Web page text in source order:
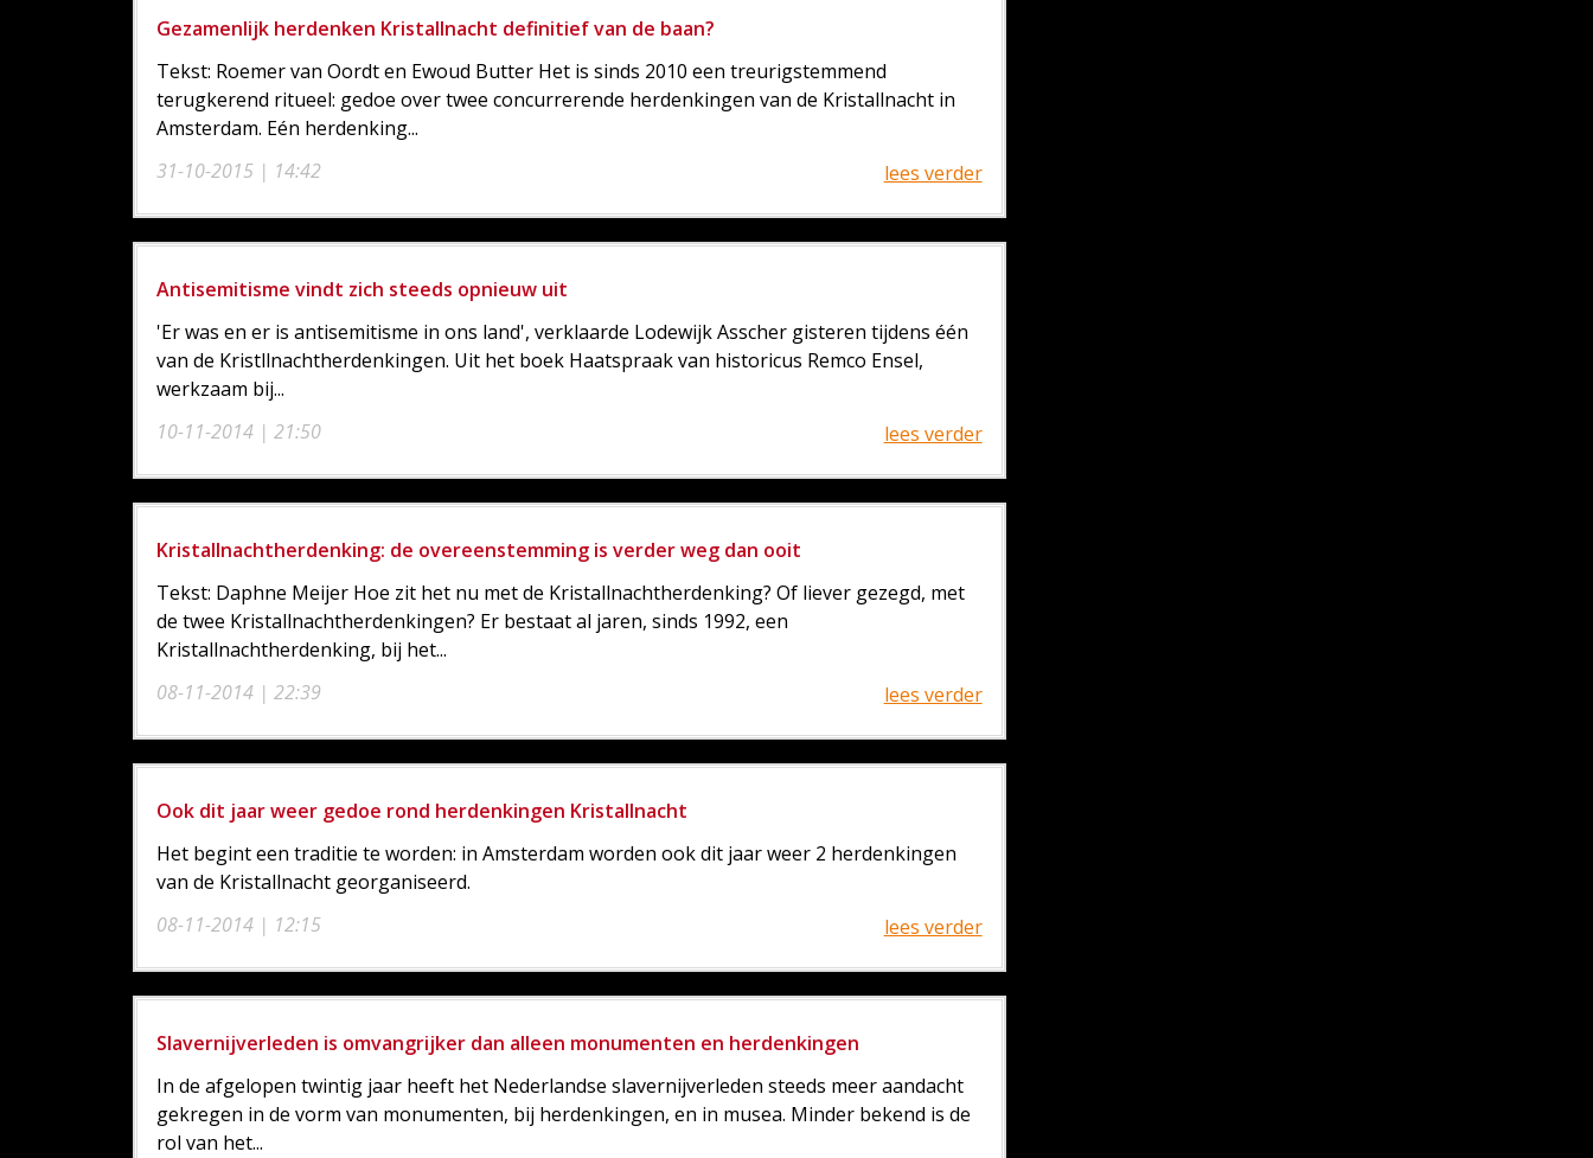
Gezamenlijk herdenken Kristallnacht definitief van de baan?
31-10-2015 | 14:42
Tekst: Roemer van Oordt en Ewoud Butter Het is sinds 2010 een treurigstemmend
terugkerend ritueel: gedoe over twee concurrerende herdenkingen van de Kristallnacht in
Amsterdam. Eén herdenking...
lees verder
Antisemitisme vindt zich steeds opnieuw uit
10-11-2014 | 21:50
'Er was en er is antisemitisme in ons land', verklaarde Lodewijk Asscher gisteren tijdens één
van de Kristllnachtherdenkingen. Uit het boek Haatspraak van historicus Remco Ensel,
werkzaam bij...
lees verder
Kristallnachtherdenking: de overeenstemming is verder weg dan ooit
08-11-2014 | 22:39
Tekst: Daphne Meijer Hoe zit het nu met de Kristallnachtherdenking? Of liever gezegd, met
de twee Kristallnachtherdenkingen? Er bestaat al jaren, sinds 1992, een
Kristallnachtherdenking, bij het...
lees verder
Ook dit jaar weer gedoe rond herdenkingen Kristallnacht
08-11-2014 | 12:15
Het begint een traditie te worden: in Amsterdam worden ook dit jaar weer 2 herdenkingen
van de Kristallnacht georganiseerd.
lees verder
Slavernijverleden is omvangrijker dan alleen monumenten en herdenkingen
In de afgelopen twintig jaar heeft het Nederlandse slavernijverleden steeds meer aandacht
gekregen in de vorm van monumenten, bij herdenkingen, en in musea. Minder bekend is de
rol van het...